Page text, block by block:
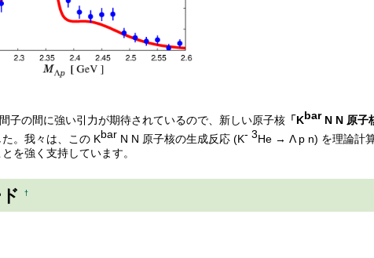
子の間に強い引力が期待されているので、新しい原子核 「Kbar N N 原子
。我々は、この Kbar N N 原子核の生成反応 (K- 3He → Λ p n) を理論計
を強く支持しています。
†